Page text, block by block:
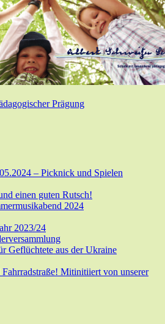
– Picknick und Spielen
einen guten Rutsch!
2024
2023/24
Geflüchtete aus der Ukraine
Mitinitiiert von unserer